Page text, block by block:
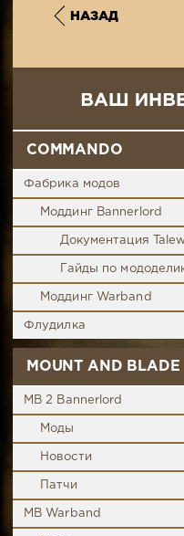
НАЗАД
COMMANDO
Фабрика модов
Моддинг Bannerlord
Документация
Гайды по
Моддинг Warband
Флудилка
MOUNT AND BLADE
MB 2 Bannerlord
Моды
Новости
Патчи
MB Warband